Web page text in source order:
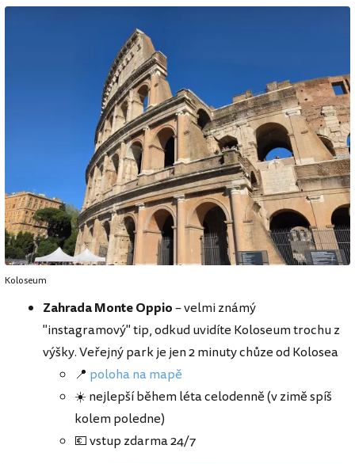
Koloseum
Zahrada Monte Oppio– velmi známý
"instagramový" tip, odkud uvidíte Koloseum trochu z
výšky. Veřejný park je jen 2 minuty chůze od Kolosea
📍 poloha na mapě
☀️ nejlepší během léta celodenně (v zimě spíš
kolem poledne)
💶 vstup zdarma 24/7